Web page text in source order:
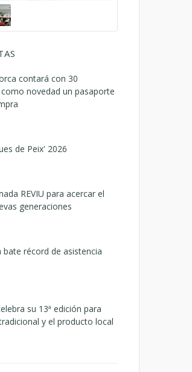
contará con 30
novedad un pasaporte
de Peix' 2026
REVIU para acercar el
generaciones
récord de asistencia
su 13ª edición para
y el producto local